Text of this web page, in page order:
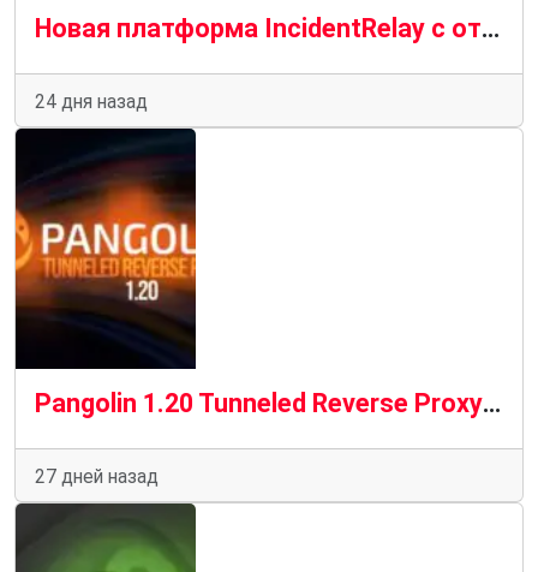
Новая платформа IncidentRelay с открытым исходным кодом для управления дежурствами
24 дня назад
Pangolin 1.20 Tunneled Reverse Proxy: добавлена новая программа запуска ресурсов
27 дней назад